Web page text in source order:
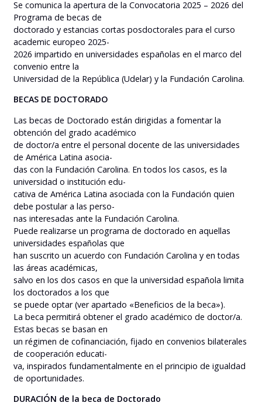
Se comunica la apertura de la Convocatoria 2025 – 2026 del
Programa de becas de
doctorado y estancias cortas posdoctorales para el curso
academic europeo 2025-
2026 impartido en universidades españolas en el marco del
convenio entre la
Universidad de la República (Udelar) y la Fundación Carolina.
BECAS DE DOCTORADO
Las becas de Doctorado están dirigidas a fomentar la
obtención del grado académico
de doctor/a entre el personal docente de las universidades
de América Latina asocia-
das con la Fundación Carolina. En todos los casos, es la
universidad o institución edu-
cativa de América Latina asociada con la Fundación quien
debe postular a las perso-
nas interesadas ante la Fundación Carolina.
Puede realizarse un programa de doctorado en aquellas
universidades españolas que
han suscrito un acuerdo con Fundación Carolina y en todas
las áreas académicas,
salvo en los dos casos en que la universidad española limita
los doctorados a los que
se puede optar (ver apartado «Beneficios de la beca»).
La beca permitirá obtener el grado académico de doctor/a.
Estas becas se basan en
un régimen de cofinanciación, fijado en convenios bilaterales
de cooperación educati-
va, inspirados fundamentalmente en el principio de igualdad
de oportunidades.
DURACIÓN de la beca de Doctorado